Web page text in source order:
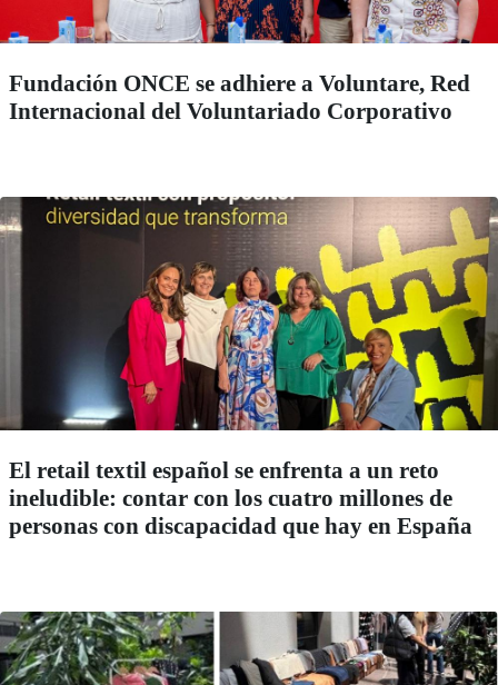
Fundación ONCE se adhiere a Voluntare, Red
Internacional del Voluntariado Corporativo
El retail textil español se enfrenta a un reto
ineludible: contar con los cuatro millones de
personas con discapacidad que hay en España